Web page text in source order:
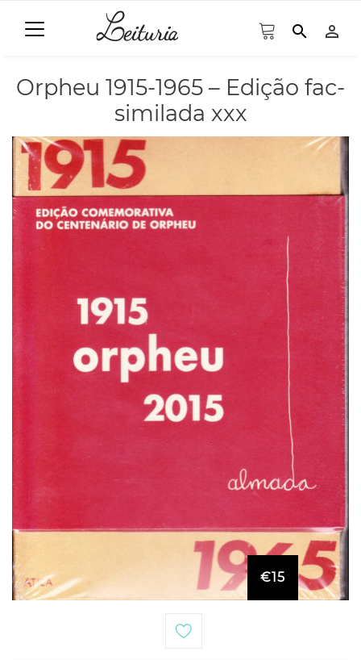
search person_outline
Orpheu 1915-1965 – Edição fac-
similada xxx
€15